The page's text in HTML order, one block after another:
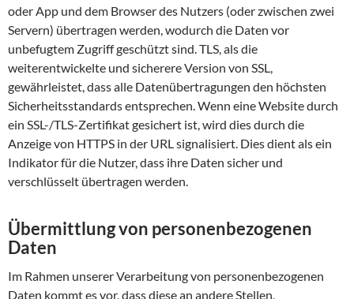
oder App und dem Browser des Nutzers (oder zwischen zwei
Servern) übertragen werden, wodurch die Daten vor
unbefugtem Zugriff geschützt sind. TLS, als die
weiterentwickelte und sicherere Version von SSL,
gewährleistet, dass alle Datenübertragungen den höchsten
Sicherheitsstandards entsprechen. Wenn eine Website durch
ein SSL-/TLS-Zertifikat gesichert ist, wird dies durch die
Anzeige von HTTPS in der URL signalisiert. Dies dient als ein
Indikator für die Nutzer, dass ihre Daten sicher und
verschlüsselt übertragen werden.
Übermittlung von personenbezogenen
Daten
Im Rahmen unserer Verarbeitung von personenbezogenen
Daten kommt es vor, dass diese an andere Stellen,